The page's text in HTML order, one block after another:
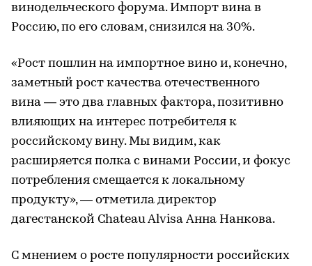
винодельческого форума. Импорт вина в
Россию, по его словам, снизился на 30%.
«Рост пошлин на импортное вино и, конечно,
заметный рост качества отечественного
вина — это два главных фактора, позитивно
влияющих на интерес потребителя к
российскому вину. Мы видим, как
расширяется полка с винами России, и фокус
потребления смещается к локальному
продукту», — отметила директор
дагестанской Chateau Alvisa Анна Нанкова.
С мнением о росте популярности российских